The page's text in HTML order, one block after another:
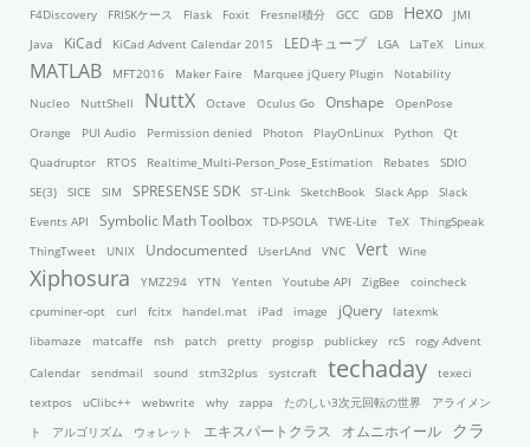
F4Discovery
FRISKケース Flask Foxit Fresnel積分 GCC GDB Hexo
JMI
Java
KiCad KiCad Advent Calendar 2015 LEDキューブ LGA LaTeX Linux
MATLAB MFT2016 Maker Faire Marquee jQuery Plugin
Notability
Nucleo
NuttShell NuttX Octave Oculus Go Onshape
OpenPose
Orange
PUI Audio Permission denied Photon PlayOnLinux Python
Qt
Quadruptor
RTOS Realtime_Multi-Person_Pose_Estimation Rebates
SDIO
SE(3)
SICE SIM SPRESENSE SDK ST-Link SketchBook Slack App
Slack
Events API
Symbolic Math Toolbox TD-PSOLA TWE-Lite TeX
ThingSpeak
ThingTweet
UNIX Undocumented UserLAnd VNC Vert Wine
Xiphosura YMZ294 YTN Yenten Youtube API ZigBee
coincheck
cpuminer-opt
curl fcitx handel.mat iPad image jQuery
latexmk
libamaze
matcaffe nsh patch pretty progisp publickey rcS
rogy Advent
Calendar
sendmail sound stm32plus systcraft techaday
texeci
textpos
uClibc++ webwrite why zappa たのしい3次元回転の世界
アライメン
ト
アルゴリズム ウォレット エキスパートクラス オムニホイール クラ